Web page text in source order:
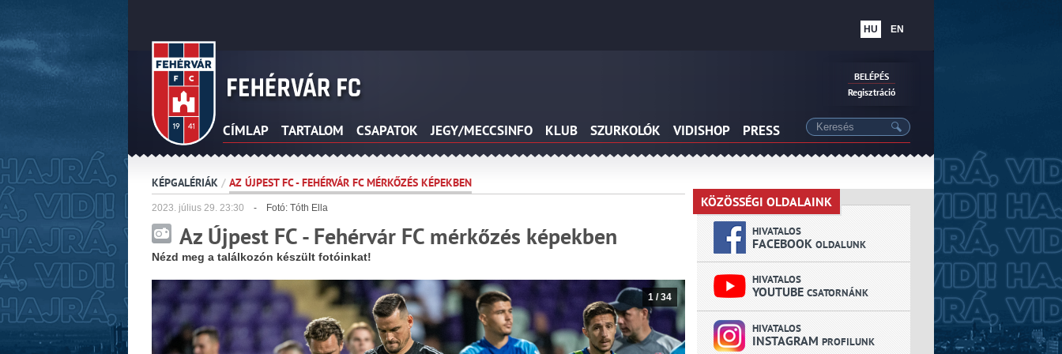
HU EN
CÍMLAP TARTALOM CSAPATOK JEGY/MECCSINFO KLUB SZURKOLÓK VIDISHOP PRESS
BELÉPÉS
Regisztráció
KÉPGALÉRIÁK / AZ ÚJPEST FC - FEHÉRVÁR FC MÉRKŐZÉS KÉPEKBEN
2023. július 29. 23:30 - Fotó: Tóth Ella
Az Újpest FC - Fehérvár FC mérkőzés képekben
Nézd meg a találkozón készült fotóinkat!
1 /34
KÖZÖSSÉGI OLDALAINK
KÖZÖSSÉGI OLDALAINK
HIVATALOS
FACEBOOK OLDALUNK
HIVATALOS
YOUTUBE CSATORNÁNK
HIVATALOS
INSTAGRAM PROFILUNK